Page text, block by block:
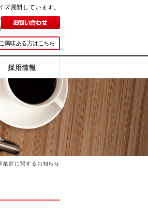
展開しています。
興味ある方はこちら
採用情報
業所に関するお知らせ